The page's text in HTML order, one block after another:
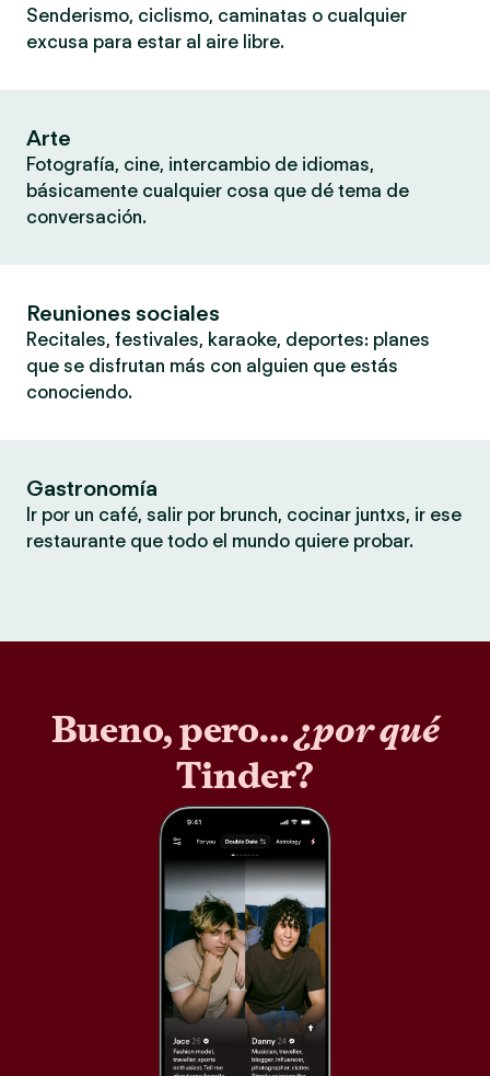
Senderismo, ciclismo, caminatas o cualquier
excusa para estar al aire libre.
Arte
Fotografía, cine, intercambio de idiomas,
básicamente cualquier cosa que dé tema de
conversación.
Reuniones sociales
Recitales, festivales, karaoke, deportes: planes
que se disfrutan más con alguien que estás
conociendo.
Gastronomía
Ir por un café, salir por brunch, cocinar juntxs, ir ese
restaurante que todo el mundo quiere probar.
Bueno, pero…¿por qué
Tinder?